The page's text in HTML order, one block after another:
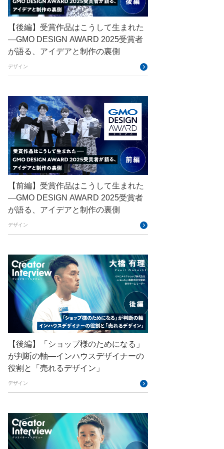
ConoHa VPS CSS CTF
Designship developer
DevRel DevSecOpsThon
EXPERT CROSS
GMO AI＆ロボティクス商事
GMO AIR GMO DESIGN AWARD
GMO Developers Day
GMO Developers Night
GMO Flatt Security
GMO GPUクラウド
GMO Hacking Night
GMOアドパートナーズ
GMOアドマーケティング
GMOインターネット
GMOインターネットグループ
GMOインターネットグループ陸上部
GMOグローバルサイン
GMOコネクト
GMOサイバーセキュリティ byイエラエ
GMOブランドセキュリティ
GMOペイメントゲートウェイ
【後編】受賞作品はこうして生まれた
—GMO DESIGN AWARD 2025受賞者
が語る、アイデアと制作の裏側
デザイン
【前編】受賞作品はこうして生まれた
—GMO DESIGN AWARD 2025受賞者
が語る、アイデアと制作の裏側
デザイン
【後編】「ショップ様のためになる」
が判断の軸―インハウスデザイナーの
役割と「売れるデザイン」
デザイン